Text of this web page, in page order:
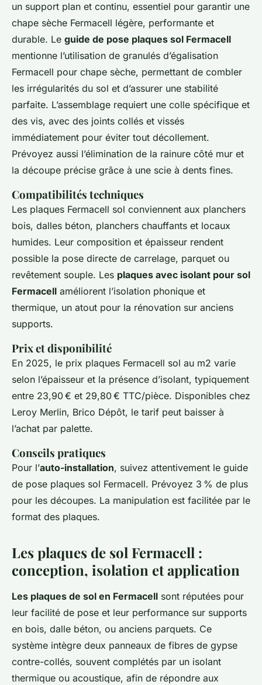
un support plan et continu, essentiel pour garantir une
chape sèche Fermacell légère, performante et
durable. Le guide de pose plaques sol Fermacell
mentionne l’utilisation de granulés d’égalisation
Fermacell pour chape sèche, permettant de combler
les irrégularités du sol et d’assurer une stabilité
parfaite. L’assemblage requiert une colle spécifique et
des vis, avec des joints collés et vissés
immédiatement pour éviter tout décollement.
Prévoyez aussi l’élimination de la rainure côté mur et
la découpe précise grâce à une scie à dents fines.
Compatibilités techniques
Les plaques Fermacell sol conviennent aux planchers
bois, dalles béton, planchers chauffants et locaux
humides. Leur composition et épaisseur rendent
possible la pose directe de carrelage, parquet ou
revêtement souple. Les plaques avec isolant pour sol
Fermacell améliorent l’isolation phonique et
thermique, un atout pour la rénovation sur anciens
supports.
Prix et disponibilité
En 2025, le prix plaques Fermacell sol au m2 varie
selon l’épaisseur et la présence d’isolant, typiquement
entre 23,90 € et 29,80 € TTC/pièce. Disponibles chez
Leroy Merlin, Brico Dépôt, le tarif peut baisser à
l’achat par palette.
Conseils pratiques
Pour l’auto-installation, suivez attentivement le guide
de pose plaques sol Fermacell. Prévoyez 3 % de plus
pour les découpes. La manipulation est facilitée par le
format des plaques.
Les plaques de sol Fermacell :
conception, isolation et application
Les plaques de sol en Fermacell sont réputées pour
leur facilité de pose et leur performance sur supports
en bois, dalle béton, ou anciens parquets. Ce
système intègre deux panneaux de fibres de gypse
contre-collés, souvent complétés par un isolant
thermique ou acoustique, afin de répondre aux